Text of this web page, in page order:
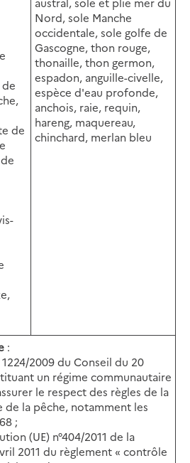
de
Nord, sole Manche
occidentale, sole golfe de
Gascogne, thon rouge,
thonaille, thon germon,
espadon, anguille-civelle,
espèce d'eau profonde,
anchois, raie, requin,
hareng, maquereau,
chinchard, merlan bleu
:
1224/2009 du Conseil du 20
un régime communautaire
le respect des règles de la
la pêche, notamment les
;
(UE) n°404/2011 de la
2011 du règlement « contrôle